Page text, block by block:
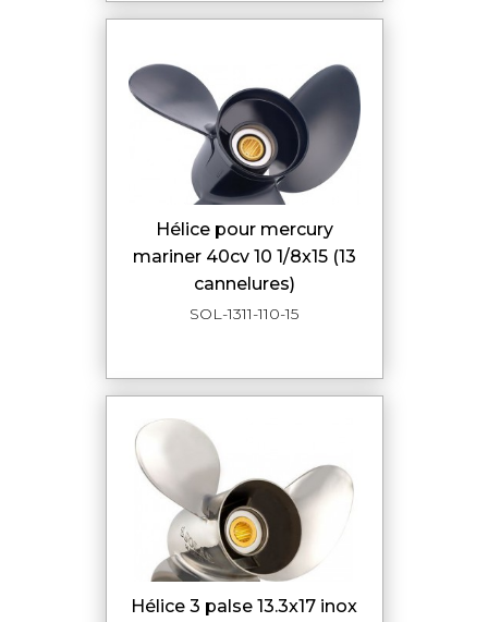
hélice pour mercury
mariner 40cv 10 1/8x15 (13
cannelures)
SOL-1311-110-15
hélice 3 palse 13.3x17 inox